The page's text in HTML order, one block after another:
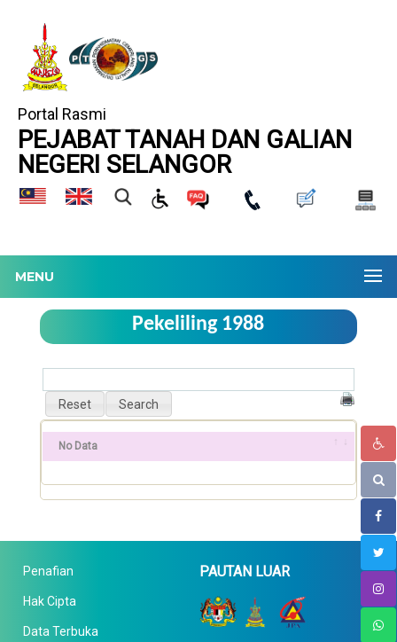
Portal Rasmi
PEJABAT TANAH DAN GALIAN
NEGERI SELANGOR
MENU
Pekeliling 1988
No Data
Penafian
Hak Cipta
Data Terbuka
PAUTAN LUAR